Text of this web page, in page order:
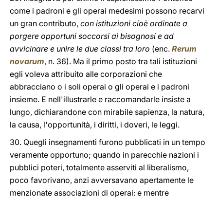
come i padroni e gli operai medesimi possono recarvi
un gran contributo, con istituzioni cioè ordinate a
porgere opportuni soccorsi ai bisognosi e ad
avvicinare e unire le due classi tra loro (enc. Rerum
novarum, n. 36). Ma il primo posto tra tali istituzioni
egli voleva attribuito alle corporazioni che
abbracciano o i soli operai o gli operai e i padroni
insieme. E nell'illustrarle e raccomandarle insiste a
lungo, dichiarandone con mirabile sapienza, la natura,
la causa, l'opportunità, i diritti, i doveri, le leggi.
30. Quegli insegnamenti furono pubblicati in un tempo
veramente opportuno; quando in parecchie nazioni i
pubblici poteri, totalmente asserviti al liberalismo,
poco favorivano, anzi avversavano apertamente le
menzionate associazioni di operai: e mentre